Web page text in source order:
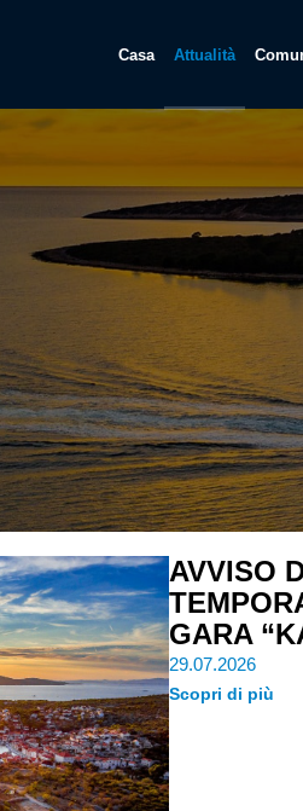
Casa Attualità
AVVISO
GARA
29.07.2026
Scopri di più